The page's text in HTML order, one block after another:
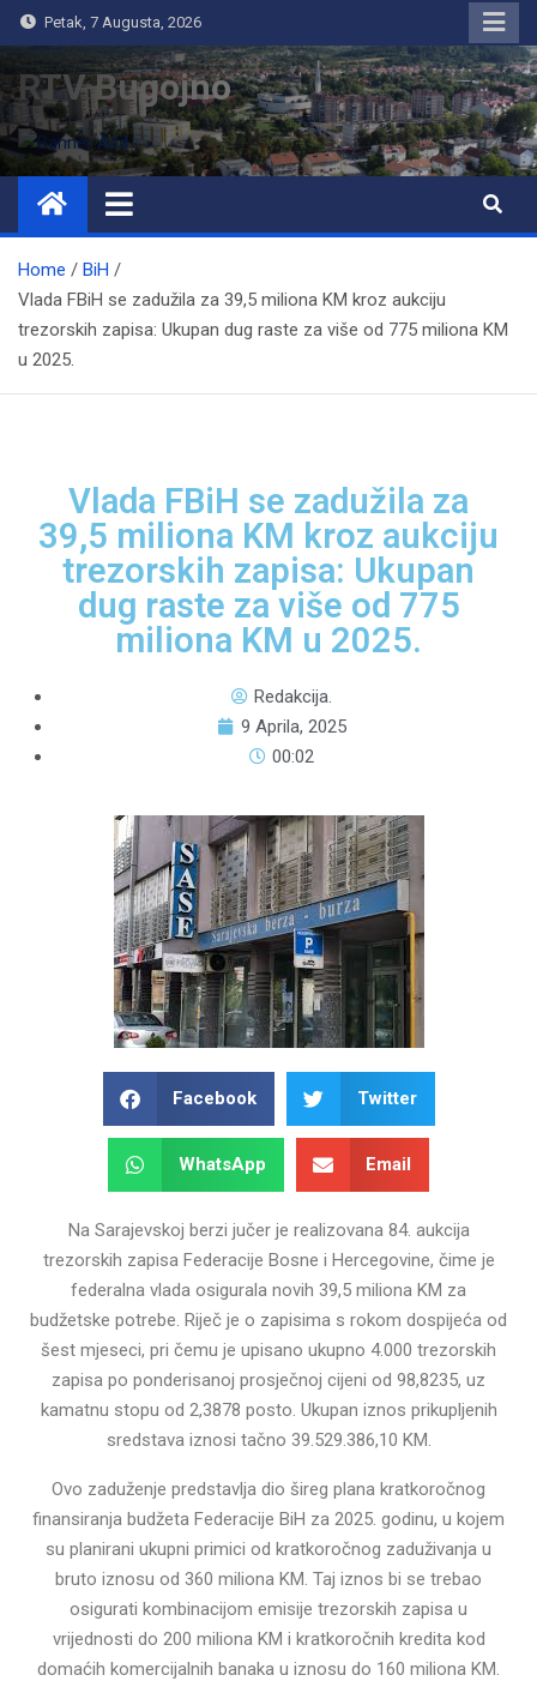
Petak, 7 Augusta, 2026
RTV Bugojno
Home
BiH
Vlada FBiH se zadužila za 39,5 miliona KM kroz aukciju
trezorskih zapisa: Ukupan dug raste za više od 775 miliona KM
u 2025.
Vlada FBiH se zadužila za
39,5 miliona KM kroz aukciju
trezorskih zapisa: Ukupan
dug raste za više od 775
miliona KM u 2025.
Redakcija.
9 Aprila, 2025
00:02
Facebook Twitter
WhatsApp Email
Na Sarajevskoj berzi jučer je realizovana 84. aukcija
trezorskih zapisa Federacije Bosne i Hercegovine, čime je
federalna vlada osigurala novih 39,5 miliona KM za
budžetske potrebe. Riječ je o zapisimа s rokom dospijeća od
šest mjeseci, pri čemu je upisano ukupno 4.000 trezorskih
zapisa po ponderisanoj prosječnoj cijeni od 98,8235, uz
kamatnu stopu od 2,3878 posto. Ukupan iznos prikupljenih
sredstava iznosi tačno 39.529.386,10 KM.
Ovo zaduženje predstavlja dio šireg plana kratkoročnog
finansiranja budžeta Federacije BiH za 2025. godinu, u kojem
su planirani ukupni primici od kratkoročnog zaduživanja u
bruto iznosu od 360 miliona KM. Taj iznos bi se trebao
osigurati kombinacijom emisije trezorskih zapisa u
vrijednosti do 200 miliona KM i kratkoročnih kredita kod
domaćih komercijalnih banaka u iznosu do 160 miliona KM.